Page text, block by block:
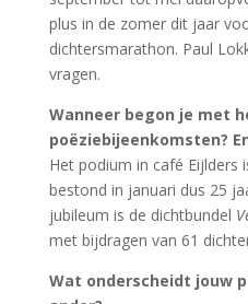
plus in de zomer dit jaar
dichtersmarathon. Paul
vragen.
Wanneer begon je met
poëziebijeenkomsten?
Het podium in café Eijlders
bestond in januari dus 25
jubileum is de dichtbundel
met bijdragen van 61
Wat onderscheidt jouw